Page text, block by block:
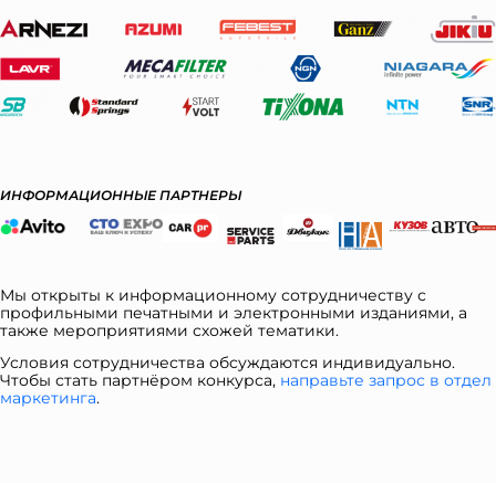
ИНФОРМАЦИОННЫЕ ПАРТНЕРЫ
Мы открыты к информационному сотрудничеству с
профильными печатными и электронными изданиями, а
также мероприятиями схожей тематики.
Условия сотрудничества обсуждаются индивидуально.
Чтобы стать партнёром конкурса, направьте запрос в отдел
маркетинга.